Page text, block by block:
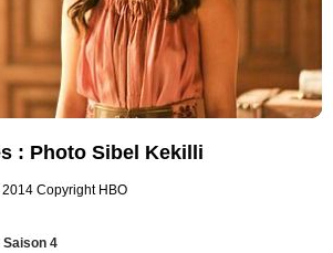
: Photo Sibel Kekilli
2014 Copyright HBO
Saison 4